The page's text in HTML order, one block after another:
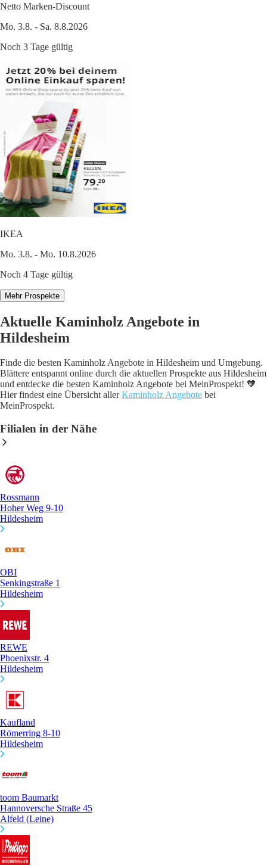
Netto Marken-Discount
Mo. 3.8. - Sa. 8.8.2026
Noch 3 Tage gültig
IKEA
Mo. 3.8. - Mo. 10.8.2026
Noch 4 Tage gültig
Mehr Prospekte
Aktuelle Kaminholz Angebote in
Hildesheim
Finde die besten Kaminholz Angebote in Hildesheim und Umgebung.
Blättere entspannt online durch die aktuellen Prospekte aus Hildesheim
und entdecke die besten Kaminholz Angebote bei MeinProspekt! 🧡
Hier findest eine Übersicht allerKaminholz Angebote bei
MeinProspekt.
Filialen in der Nähe
Rossmann
Hoher Weg 9-10
Hildesheim
OBI
Senkingstraße 1
Hildesheim
REWE
Phoenixstr. 4
Hildesheim
Kaufland
Römerring 8-10
Hildesheim
toom Baumarkt
Hannoversche Straße 45
Alfeld (Leine)